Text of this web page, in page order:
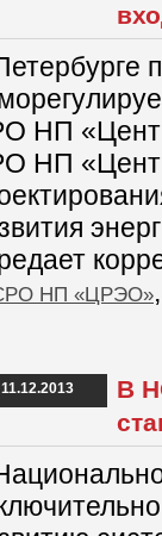
НП
НП «Центр
НП «ЦРЭО»
11.12.2013
В